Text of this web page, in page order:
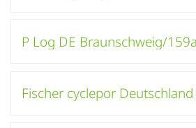
P Log DE Braunschweig/159a
Fischer cyclepor